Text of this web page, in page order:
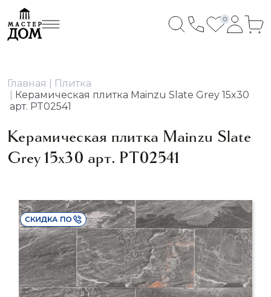
0
Главная
Плитка
Керамическая плитка Mainzu Slate Grey 15x30
арт. PT02541
Керамическая плитка Mainzu Slate
Grey 15x30 арт. PT02541